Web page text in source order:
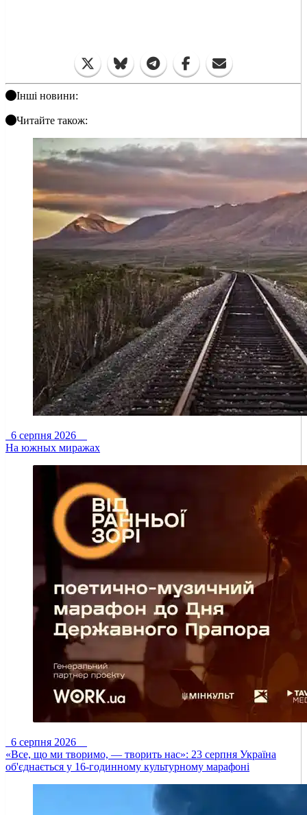
Інші новини:
Читайте також:
6 серпня 2026
На южных миражах
6 серпня 2026
«Все, що ми творимо, — творить нас»: 23 серпня Україна
об'єднається у 16-годинному культурному марафоні